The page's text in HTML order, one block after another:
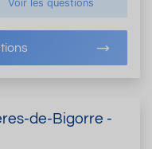
Voir les questions
de-Bigorre -